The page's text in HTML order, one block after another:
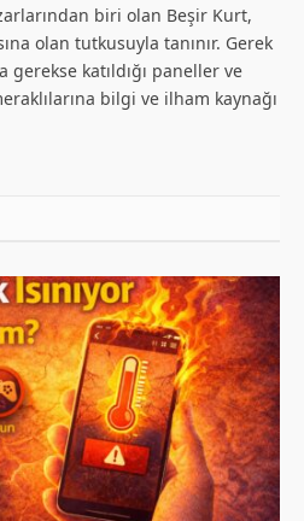
biri olan Beşir Kurt,
olan tutkusuyla tanınır. Gerek
gerekse katıldığı paneller ve
bilgi ve ilham kaynağı